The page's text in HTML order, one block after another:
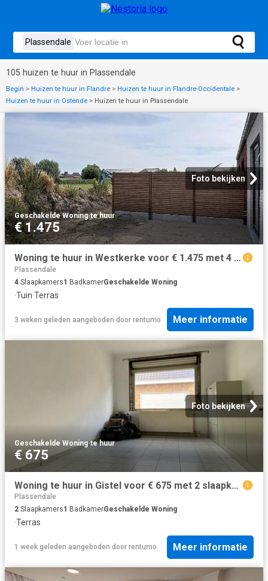
105 huizen te huur in Plassendale
Begin > Huizen te huur in Flandre > Huizen te huur in Flandre-Occidentale >
Huizen te huur in Ostende > Huizen te huur in Plassendale
Foto bekijken
Geschakelde Woning·te huur
€ 1.475
Woning te huur in Westkerke voor € 1.475 met 4 slaapkamers
Plassendale
4 Slaapkamers1 BadkamerGeschakelde Woning
·Tuin·Terras
3 weken geleden aangeboden door rentumo Meer informatie
Foto bekijken
Geschakelde Woning·te huur
€ 675
Woning te huur in Gistel voor € 675 met 2 slaapkamers
Plassendale
2 Slaapkamers1 BadkamerGeschakelde Woning
·Terras
1 week geleden aangeboden door rentumo Meer informatie